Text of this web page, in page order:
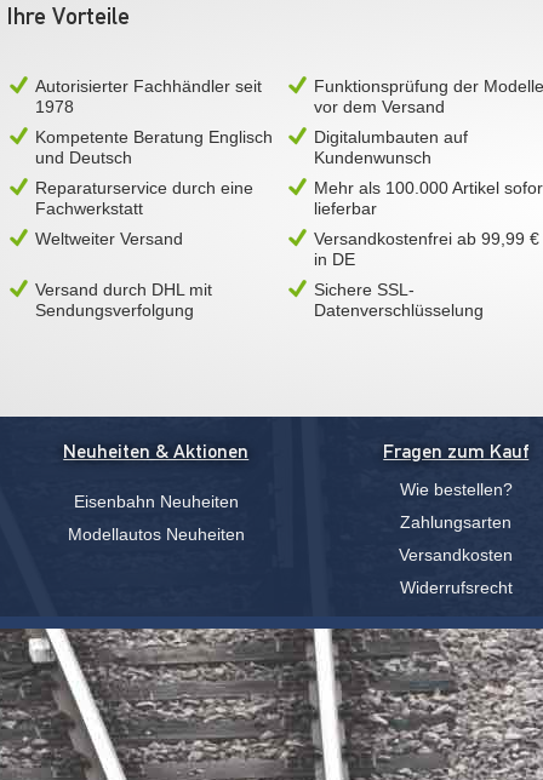
Ihre Vorteile
Autorisierter Fachhändler seit
1978
Funktionsprüfung der Modelle
vor dem Versand
Kompetente Beratung Englisch
und Deutsch
Digitalumbauten auf
Kundenwunsch
Reparaturservice durch eine
Fachwerkstatt
Mehr als 100.000 Artikel
lieferbar
Weltweiter Versand
Versandkostenfrei ab 99,99 €
in DE
Versand durch DHL mit
Sendungsverfolgung
Sichere SSL-
Datenverschlüsselung
Neuheiten & Aktionen
Eisenbahn Neuheiten
Modellautos Neuheiten
Fragen zum Kauf
Wie bestellen?
Zahlungsarten
Versandkosten
Widerrufsrecht